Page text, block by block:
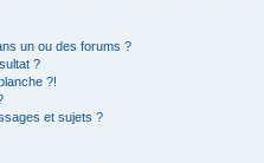
un ou des forums ?
?
?!
et sujets ?